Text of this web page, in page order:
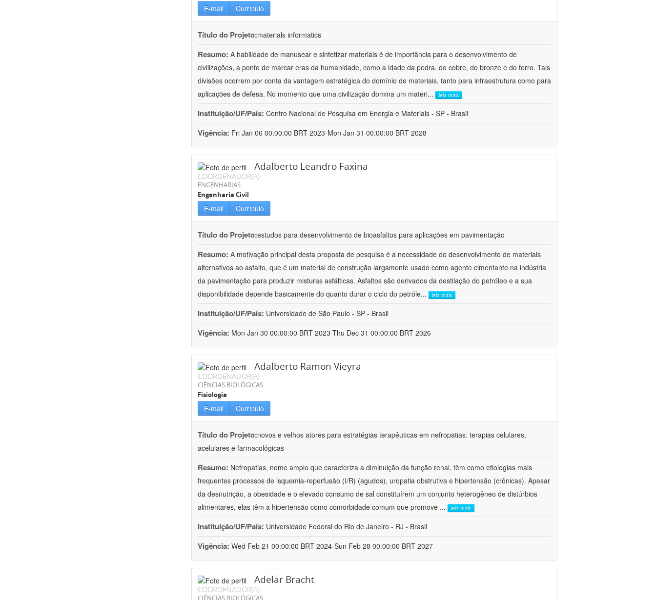
E-mail Currículo
Título do Projeto:materials informatics
Resumo: A habilidade de manusear e sintetizar materiais é de importância para o desenvolvimento de
civilizações, a ponto de marcar eras da humanidade, como a idade da pedra, do cobre, do bronze e do ferro. Tais
divisões ocorrem por conta da vantagem estratégica do domínio de materiais, tanto para infraestrutura como para
aplicações de defesa. No momento que uma civilização domina um materi... leia mais
Instituição/UF/País: Centro Nacional de Pesquisa em Energia e Materiais - SP - Brasil
Vigência: Fri Jan 06 00:00:00 BRT 2023-Mon Jan 31 00:00:00 BRT 2028
Adalberto Leandro Faxina
COORDENADOR(A)
ENGENHARIAS
Engenharia Civil
E-mail Currículo
Título do Projeto:estudos para desenvolvimento de bioasfaltos para aplicações em pavimentação
Resumo: A motivação principal desta proposta de pesquisa é a necessidade do desenvolvimento de materiais
alternativos ao asfalto, que é um material de construção largamente usado como agente cimentante na indústria
da pavimentação para produzir misturas asfálticas. Asfaltos são derivados da destilação do petróleo e a sua
disponibilidade depende basicamente do quanto durar o ciclo do petróle... leia mais
Instituição/UF/País: Universidade de São Paulo - SP - Brasil
Vigência: Mon Jan 30 00:00:00 BRT 2023-Thu Dec 31 00:00:00 BRT 2026
Adalberto Ramon Vieyra
COORDENADOR(A)
CIÊNCIAS BIOLÓGICAS
Fisiologia
E-mail Currículo
Título do Projeto:novos e velhos atores para estratégias terapêuticas em nefropatias: terapias celulares,
acelulares e farmacológicas
Resumo: Nefropatias, nome amplo que caracteriza a diminuição da função renal, têm como etiologias mais
frequentes processos de isquemia-reperfusão (I/R) (agudos), uropatia obstrutiva e hipertensão (crônicas). Apesar
da desnutrição, a obesidade e o elevado consumo de sal constituírem um conjunto heterogêneo de distúrbios
alimentares, elas têm a hipertensão como comorbidade comum que promove ... leia mais
Instituição/UF/País: Universidade Federal do Rio de Janeiro - RJ - Brasil
Vigência: Wed Feb 21 00:00:00 BRT 2024-Sun Feb 28 00:00:00 BRT 2027
Adelar Bracht
COORDENADOR(A)
CIÊNCIAS BIOLÓGICAS